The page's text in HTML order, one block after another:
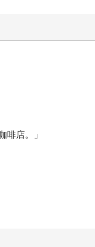
店。」
了。不過，我的擔
重現。